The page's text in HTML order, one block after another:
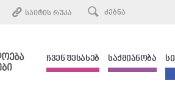
ᲡᲐᲘᲢᲘᲡ ᲠᲣᲙᲐ
ᲩᲕᲔᲜ ᲨᲔᲡᲐᲮᲔᲑ ᲡᲐᲥᲛᲘᲐᲜᲝᲑᲐ